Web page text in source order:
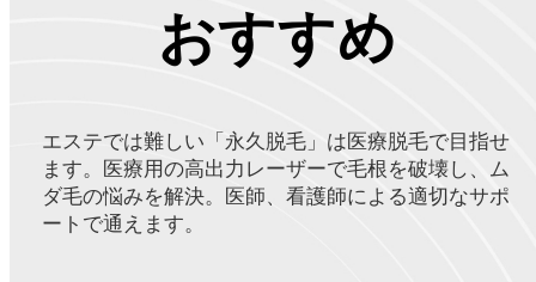
おすすめ
エステでは難しい「永久脱毛」は医療脱毛で目指せ
ます。医療用の高出力レーザーで毛根を破壊し、ム
ダ毛の悩みを解決。医師、看護師による適切なサポ
ートで通えます。